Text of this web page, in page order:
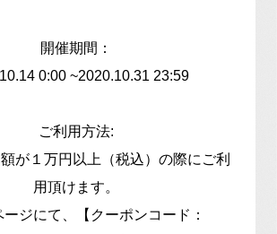
開催期間：
0:00 ~2020.10.31 23:59
ご利用方法:
が１万円以上（税込）の際にご利
用頂けます。
ージにて、【クーポンコード：